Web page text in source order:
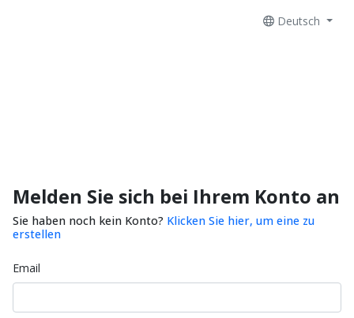
Deutsch
Melden Sie sich bei Ihrem Konto an
Sie haben noch kein Konto? Klicken Sie hier, um eine zu
erstellen
Email